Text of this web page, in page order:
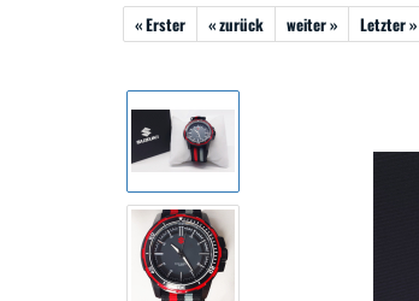
« Erster « zurück weiter » Letzter »